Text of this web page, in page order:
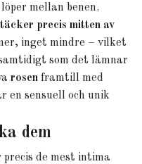
löper mellan benen.
täcker precis mitten av
inget mindre – vilket
som det lämnar
rosen framtill med
en sensuell och unik
dem
de mest intima